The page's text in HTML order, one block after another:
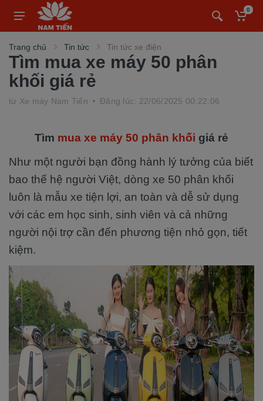
0
Trang chủ Tin tức Tin tức xe điện
Tìm mua xe máy 50 phân
khối giá rẻ
từ Xe máy Nam Tiến Đăng lúc: 22/06/2025 00:22:06
Tìm mua xe máy 50 phân khối giá rẻ
Như một người bạn đồng hành lý tưởng của biết
bao thế hệ người Việt, dòng xe 50 phân khối
luôn là mẫu xe tiện lợi, an toàn và dễ sử dụng
với các em học sinh, sinh viên và cả những
người nội trợ cần đến phương tiện nhỏ gọn, tiết
kiệm.